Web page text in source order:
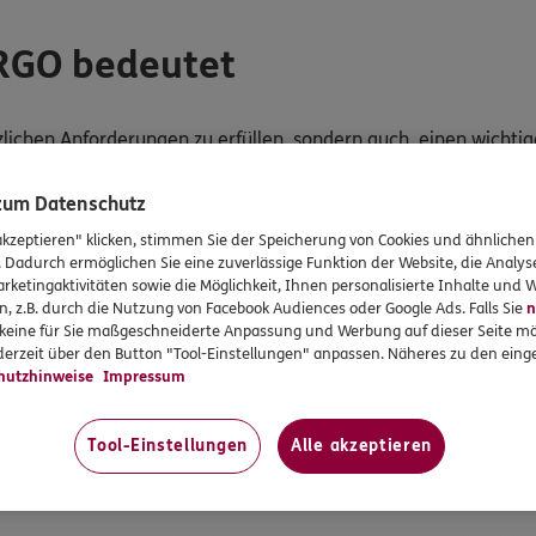
bedeutet
Anforderungen zu erfüllen, sondern auch, einen
und Inklusion in die tägliche Arbeits- und
Formen von Einschränkungen haben, um
und Services gut nutzen können. Deshalb wird
verwendet ERGO auf den Websites und mobilen
umfasst. Mithilfe der Software können Nutzer
Datenschutz
klicken, stimmen Sie der Speicherung von Cookies und
ermöglichen Sie eine zuverlässige Funktion der Website, die
sowie die Möglichkeit, Ihnen personalisierte Inhalte und
z.B. durch die Nutzung von Facebook Audiences oder Google Ads. Falls Sie
für Sie maßgeschneiderte Anpassung und Werbung auf dieser Seite
über den Button "Tool-Einstellungen" anpassen. Näheres zu den
Impressum
Tool-Einstellungen Alle akzeptieren